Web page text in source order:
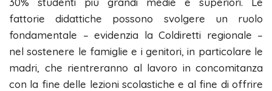
fattorie didattiche possono svolgere un ruolo
fondamentale – evidenzia la Coldiretti regionale –
nel sostenere le famiglie e i genitori, in particolare le
madri, che rientreranno al lavoro in concomitanza
con la fine delle lezioni scolastiche e al fine di offrire